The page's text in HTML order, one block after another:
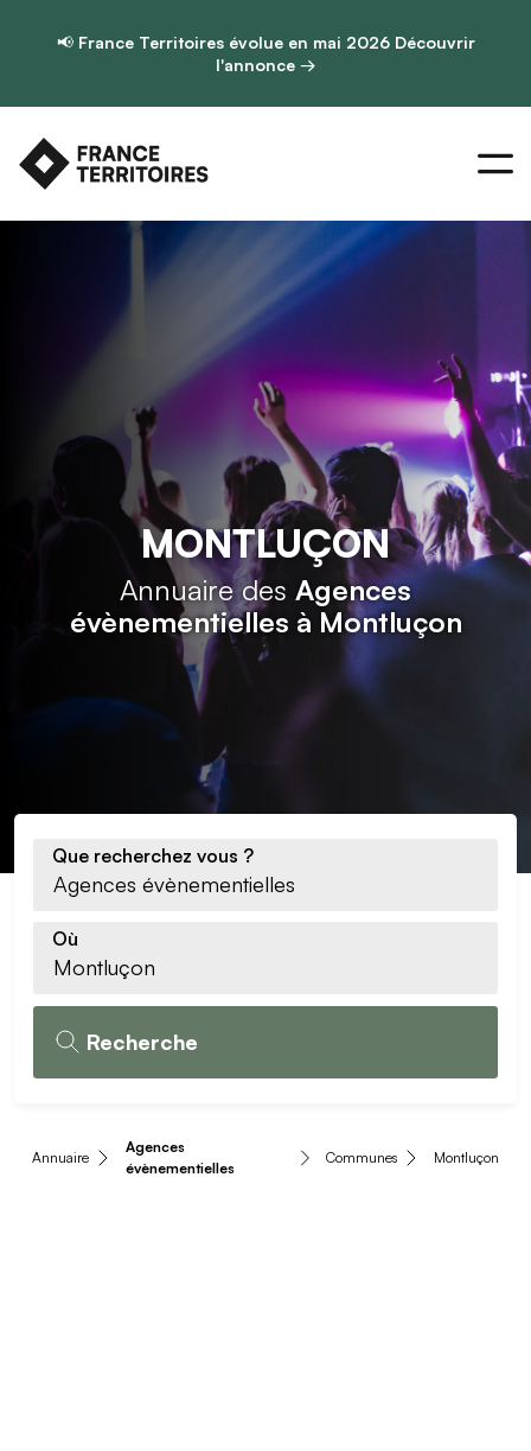
📢 France Territoires évolue en mai 2026 Découvrir
l'annonce →
MONTLUÇON
Annuaire des Agences
évènementielles à Montluçon
Que recherchez vous ?
Où
Recherche
Annuaire
Agences
évènementielles
Communes Montluçon